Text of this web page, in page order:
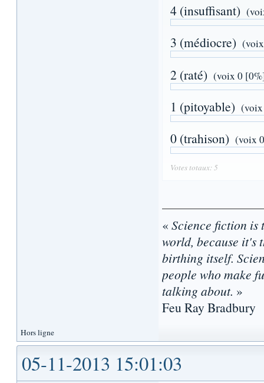
4 (insuffisant)
3 (médiocre)
2 (raté) (voix 0
1 (pitoyable)
0 (trahison) (voix
Votes totaux: 5
« Science fiction is
world, because it's
birthing itself.
people who make
talking about. »
Feu Ray Bradbury
Hors ligne
05-11-2013 15:01:03